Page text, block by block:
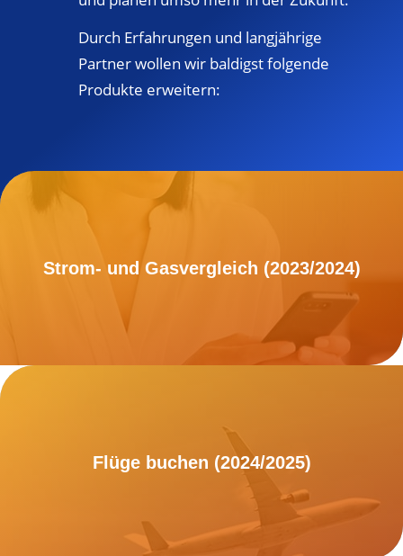
Durch Erfahrungen und langjährige
Partner wollen wir baldigst folgende
Produkte erweitern:
Strom- und Gasvergleich (2023/2024)
Flüge buchen (2024/2025)